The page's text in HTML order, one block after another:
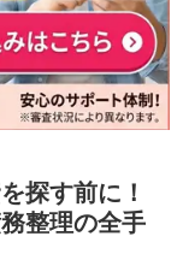
探す前に！
整理の全手